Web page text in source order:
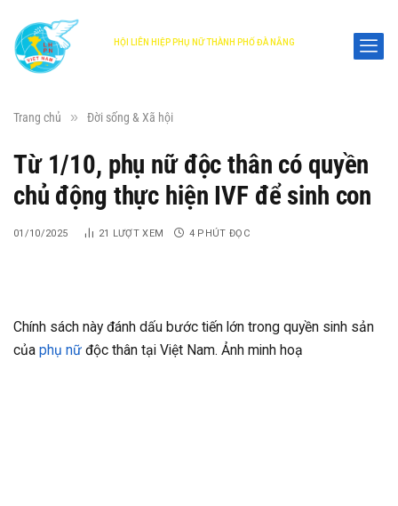
HỘI LIÊN HIỆP PHỤ NỮ THÀNH PHỐ ĐÀ NẴNG
Trang chủ » Đời sống & Xã hội
Từ 1/10, phụ nữ độc thân có quyền
chủ động thực hiện IVF để sinh con
01/10/2025 21 LƯỢT XEM 4 PHÚT ĐỌC
Chính sách này đánh dấu bước tiến lớn trong quyền sinh sản
của phụ nữ độc thân tại Việt Nam. Ảnh minh hoạ